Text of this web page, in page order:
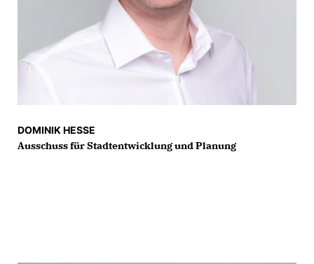
DOMINIK HESSE
Ausschuss für Stadtentwicklung und Planung